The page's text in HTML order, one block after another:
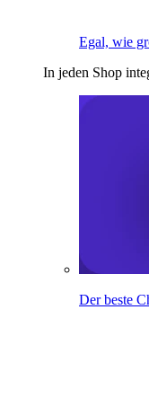
Egal, wie
In jeden Shop
Der beste